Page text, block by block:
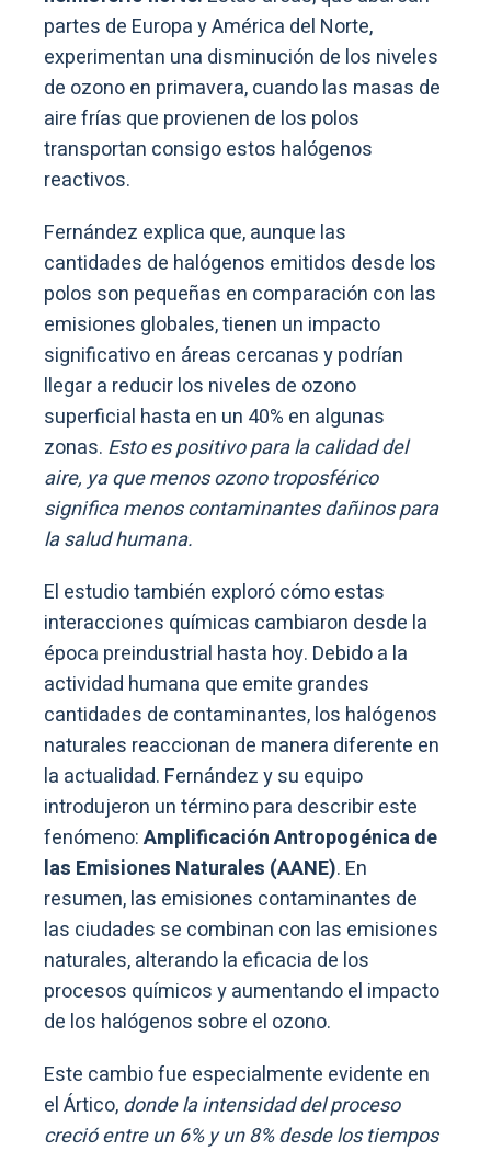
partes de Europa y América del Norte,
experimentan una disminución de los niveles
de ozono en primavera, cuando las masas de
aire frías que provienen de los polos
transportan consigo estos halógenos
reactivos.
Fernández explica que, aunque las
cantidades de halógenos emitidos desde los
polos son pequeñas en comparación con las
emisiones globales, tienen un impacto
significativo en áreas cercanas y podrían
llegar a reducir los niveles de ozono
superficial hasta en un 40% en algunas
zonas. Esto es positivo para la calidad del
aire, ya que menos ozono troposférico
significa menos contaminantes dañinos para
la salud humana.
El estudio también exploró cómo estas
interacciones químicas cambiaron desde la
época preindustrial hasta hoy. Debido a la
actividad humana que emite grandes
cantidades de contaminantes, los halógenos
naturales reaccionan de manera diferente en
la actualidad. Fernández y su equipo
introdujeron un término para describir este
fenómeno:Amplificación Antropogénica de
las Emisiones Naturales (AANE). En
resumen, las emisiones contaminantes de
las ciudades se combinan con las emisiones
naturales, alterando la eficacia de los
procesos químicos y aumentando el impacto
de los halógenos sobre el ozono.
Este cambio fue especialmente evidente en
el Ártico,donde la intensidad del proceso
creció entre un 6% y un 8% desde los tiempos